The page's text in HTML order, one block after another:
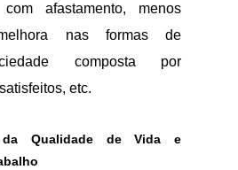
com afastamento, menos
nas formas de
composta por
etc.
da Qualidade de Vida e